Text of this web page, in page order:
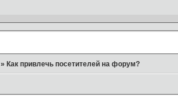
»Как привлечь посетителей на форум?